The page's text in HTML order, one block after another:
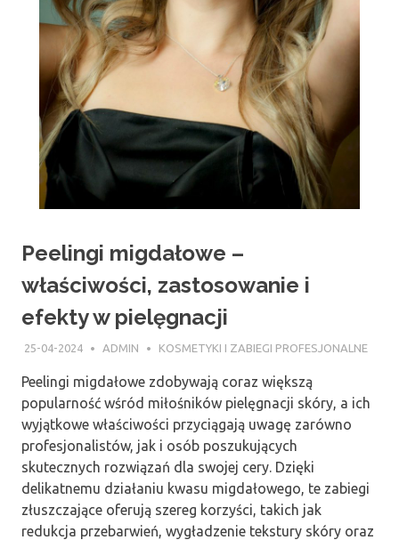
Peelingi migdałowe –
właściwości, zastosowanie i
efekty w pielęgnacji
25-04-2024 ADMIN KOSMETYKI I ZABIEGI PROFESJONALNE
Peelingi migdałowe zdobywają coraz większą
popularność wśród miłośników pielęgnacji skóry, a ich
wyjątkowe właściwości przyciągają uwagę zarówno
profesjonalistów, jak i osób poszukujących
skutecznych rozwiązań dla swojej cery. Dzięki
delikatnemu działaniu kwasu migdałowego, te zabiegi
złuszczające oferują szereg korzyści, takich jak
redukcja przebarwień, wygładzenie tekstury skóry oraz